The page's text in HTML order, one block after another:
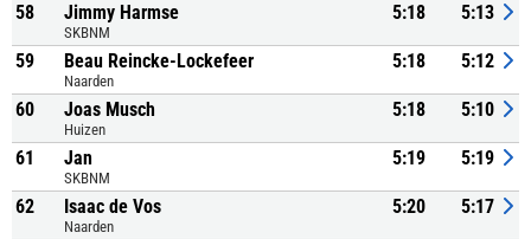
58 Jimmy Harmse
SKBNM
5:18 5:13
59 Beau Reincke-Lockefeer
Naarden
5:18 5:12
60 Joas Musch
Huizen
5:18 5:10
61 Jan
SKBNM
5:19 5:19
62 Isaac de Vos
Naarden
5:20 5:17